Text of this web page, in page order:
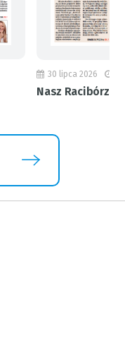
30 lipca 2026
Nasz Racibórz